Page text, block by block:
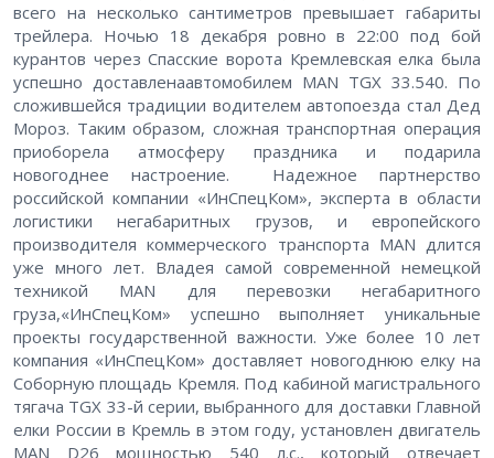
всего на несколько сантиметров превышает габариты
трейлера. Ночью 18 декабря ровно в 22:00 под бой
курантов через Спасские ворота Кремлевская елка была
успешно доставленаавтомобилем MAN TGX 33.540. По
сложившейся традиции водителем автопоезда стал Дед
Мороз. Таким образом, сложная транспортная операция
приоборела атмосферу праздника и подарила
новогоднее настроение. Надежное партнерство
российской компании «ИнСпецКом», эксперта в области
логистики негабаритных грузов, и европейского
производителя коммерческого транспорта MAN длится
уже много лет. Владея самой современной немецкой
техникой MAN для перевозки негабаритного
груза,«ИнСпецКом» успешно выполняет уникальные
проекты государственной важности. Уже более 10 лет
компания «ИнСпецКом» доставляет новогоднюю елку на
Соборную площадь Кремля. Под кабиной магистрального
тягача TGX 33-й серии, выбранного для доставки Главной
елки России в Кремль в этом году, установлен двигатель
MAN D26 мощностью 540 л.с., который отвечает